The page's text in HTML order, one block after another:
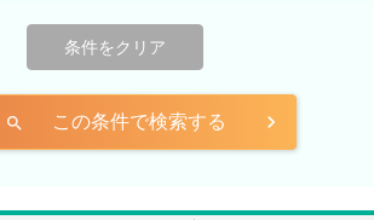
条件をクリア
search この条件で検索する